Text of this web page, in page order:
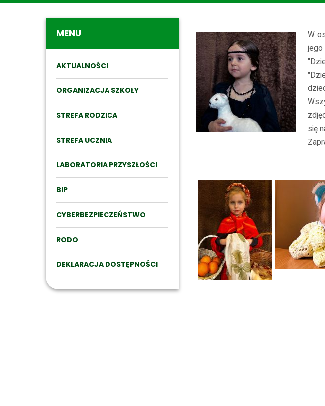
MENU
AKTUALNOŚCI
ORGANIZACJA SZKOŁY
STREFA RODZICA
STREFA UCZNIA
LABORATORIA PRZYSZŁOŚCI
BIP
CYBERBEZPIECZEŃSTWO
RODO
DEKLARACJA DOSTĘPNOŚCI
W
jego
się